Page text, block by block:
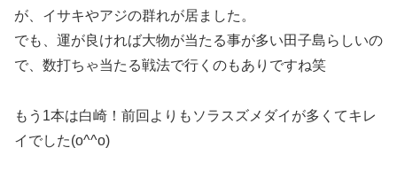
が、イサキやアジの群れが居ました。
でも、運が良ければ大物が当たる事が多い田子島らしいの
で、数打ちゃ当たる戦法で行くのもありですね笑
もう1本は白崎！前回よりもソラスズメダイが多くてキレ
イでした(o^^o)